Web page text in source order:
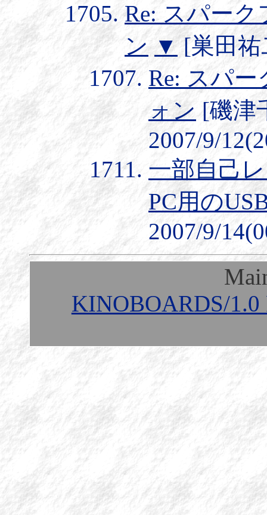
Re: スパーク
ン ▼[巣田祐
Re: スパー
ォン [磯津
2007/9/
一部自己
PC用の
2007/9/
KINOBOARDS/1.0